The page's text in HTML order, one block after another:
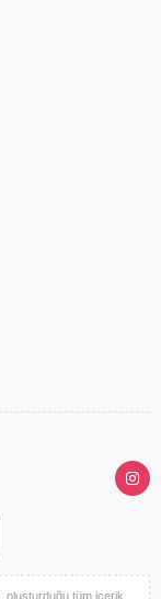
oluşturduğu tüm içerik,